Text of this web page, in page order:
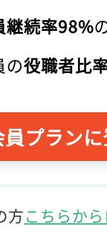
継続率98%
の役職者比
プラン
方こちらか